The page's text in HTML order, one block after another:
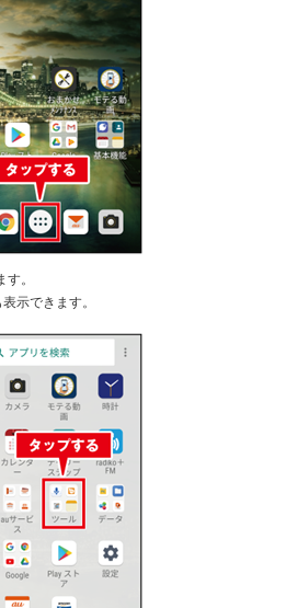
。
示できます。